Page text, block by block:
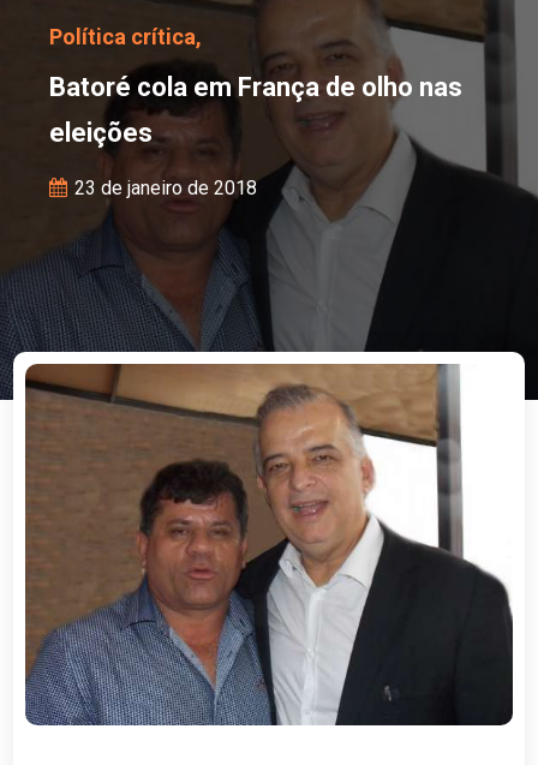
Política crítica,
Batoré cola em França de olho nas
eleições
23 de janeiro de 2018